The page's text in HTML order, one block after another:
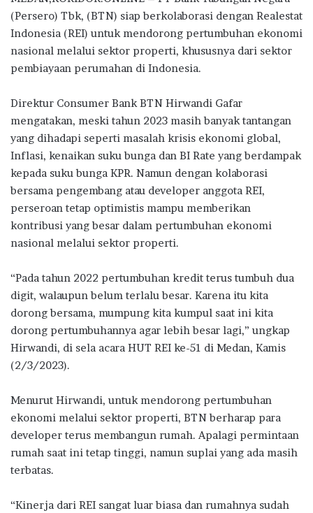
e
b
o
o
k
it
te
r
at
s
A
p
p
e e
g
ra
m
ar
e
(Persero) Tbk, (BTN) siap berkolaborasi dengan Realestat
Indonesia (REI) untuk mendorong pertumbuhan ekonomi
nasional melalui sektor properti, khususnya dari sektor
pembiayaan perumahan di Indonesia.
Direktur Consumer Bank BTN Hirwandi Gafar
mengatakan, meski tahun 2023 masih banyak tantangan
yang dihadapi seperti masalah krisis ekonomi global,
Inflasi, kenaikan suku bunga dan BI Rate yang berdampak
kepada suku bunga KPR. Namun dengan kolaborasi
bersama pengembang atau developer anggota REI,
perseroan tetap optimistis mampu memberikan
kontribusi yang besar dalam pertumbuhan ekonomi
nasional melalui sektor properti.
“Pada tahun 2022 pertumbuhan kredit terus tumbuh dua
digit, walaupun belum terlalu besar. Karena itu kita
dorong bersama, mumpung kita kumpul saat ini kita
dorong pertumbuhannya agar lebih besar lagi,” ungkap
Hirwandi, di sela acara HUT REI ke-51 di Medan, Kamis
(2/3/2023).
Menurut Hirwandi, untuk mendorong pertumbuhan
ekonomi melalui sektor properti, BTN berharap para
developer terus membangun rumah. Apalagi permintaan
rumah saat ini tetap tinggi, namun suplai yang ada masih
terbatas.
“Kinerja dari REI sangat luar biasa dan rumahnya sudah